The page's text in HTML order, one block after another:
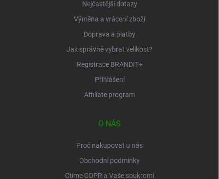
Nejčastější dotazy
Výměna a vrácení zboží
Doprava a platby
Jak správně vybrat velikost?
Registrace BRANDIT+
Přihlášení
Affiliate program
O NÁS
Proč nakupovat u nás
Obchodní podmínky
Ctíme GDPR a Vaše soukromí